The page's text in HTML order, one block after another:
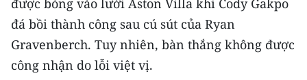
Infographic
đá bồi thành công sau cú sút của Ryan
Gravenberch. Tuy nhiên, bàn thắng không được
công nhận do lỗi việt vị.